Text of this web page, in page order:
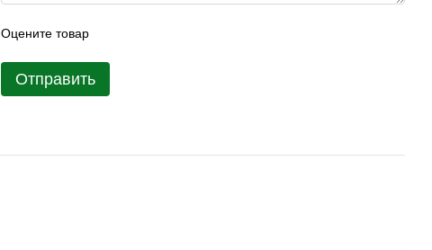
Оцените товар
Отправить